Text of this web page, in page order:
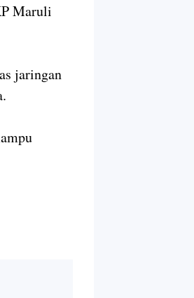
Maruli
jaringan